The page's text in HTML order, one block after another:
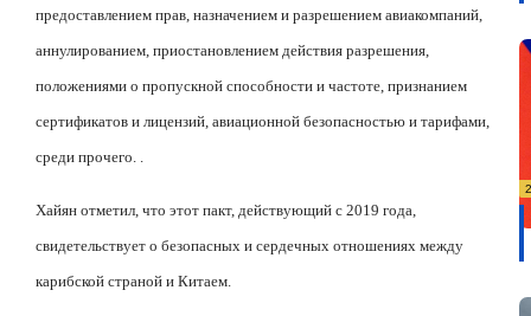
предоставлением прав, назначением и разрешением авиакомпаний,
аннулированием, приостановлением действия разрешения,
положениями о пропускной способности и частоте, признанием
сертификатов и лицензий, авиационной безопасностью и тарифами,
среди прочего. .
Хайян отметил, что этот пакт, действующий с 2019 года,
свидетельствует о безопасных и сердечных отношениях между
карибской страной и Китаем.